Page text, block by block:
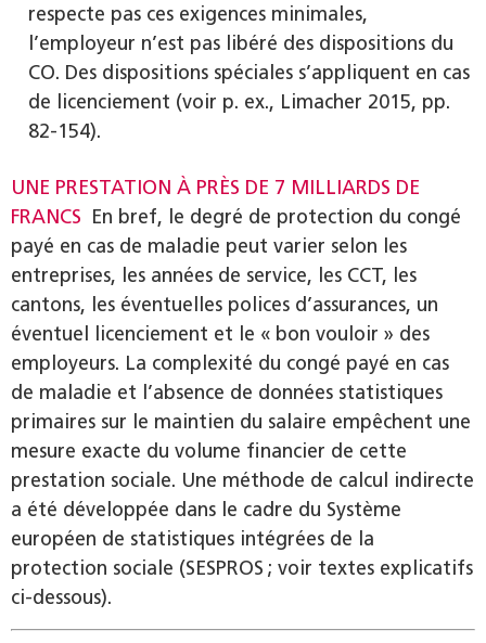
respecte pas ces exigences minimales,
l’employeur n’est pas libéré des dispositions du
CO. Des dispositions spéciales s’appliquent en cas
de licenciement (voir p. ex., Limacher 2015, pp.
82-154).
UNE PRESTATION À PRÈS DE 7 MILLIARDS DE
FRANCS En bref, le degré de protection du congé
payé en cas de maladie peut varier selon les
entreprises, les années de service, les CCT, les
cantons, les éventuelles polices d’assurances, un
éventuel licenciement et le « bon vouloir » des
employeurs. La complexité du congé payé en cas
de maladie et l’absence de données statistiques
primaires sur le maintien du salaire empêchent une
mesure exacte du volume financier de cette
prestation sociale. Une méthode de calcul indirecte
a été développée dans le cadre du Système
européen de statistiques intégrées de la
protection sociale (SESPROS ; voir textes explicatifs
ci-dessous).